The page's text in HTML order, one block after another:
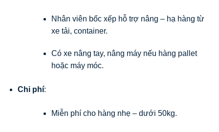
Nhân viên bốc xếp hỗ trợ nâng – hạ hàng từ
xe tải, container.
Có xe nâng tay, nâng máy nếu hàng pallet
hoặc máy móc.
Chi phí:
Miễn phí cho hàng nhẹ – dưới 50kg.